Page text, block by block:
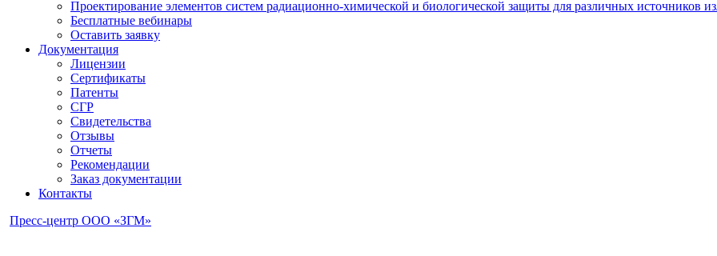
Проектирование элементов систем радиационно-химической и биологической защиты для различных источников
Бесплатные вебинары
Оставить заявку
Документация
Лицензии
Сертификаты
Патенты
СГР
Свидетельства
Отзывы
Отчеты
Рекомендации
Заказ документации
Контакты
Пресс-центр ООО «ЗГМ»